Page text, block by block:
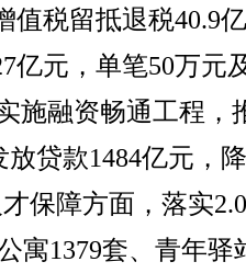
值税留抵退税40.9
亿元，单笔50万元
施融资畅通工程，
放贷款1484亿元，
保障方面，落实
寓1379套、青年驿